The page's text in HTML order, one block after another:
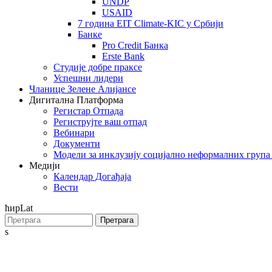
USAID
7 година EIT Climate-KIC у Србији
Банке
Pro Credit Банка
Erste Bank
Студије добре праксе
Успешни лидери
Чланице Зелене Алијансе
Дигитална Платформа
Регистар Отпада
Региструјте ваш отпад
Вебинари
Документи
Модели за инклузију социјално неформалних
Медији
Календар Догађаја
Вести
ћирLat
Претрага
s